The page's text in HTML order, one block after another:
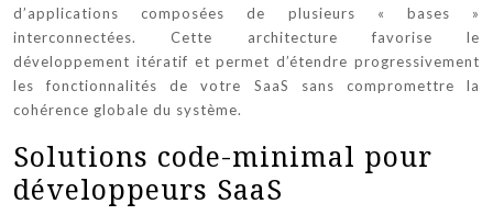
d’applications composées de plusieurs « bases »
interconnectées. Cette architecture favorise le
développement itératif et permet d’étendre progressivement
les fonctionnalités de votre SaaS sans compromettre la
cohérence globale du système.
Solutions code-minimal pour
développeurs SaaS